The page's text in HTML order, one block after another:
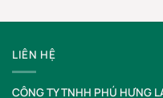
LIÊN HỆ
CÔNG TY TNHH PHÚ HƯNG